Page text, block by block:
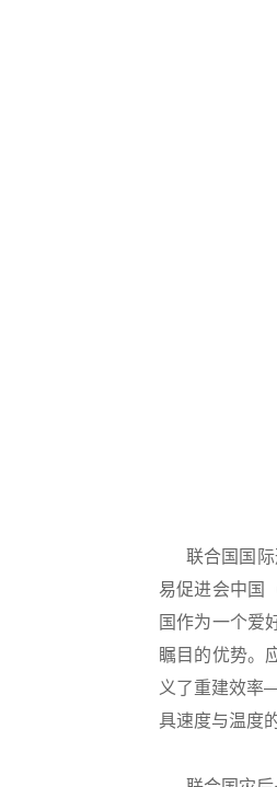
联合国国际
易促进会中国
国作为一个爱
瞩目的优势。
义了重建效率
具速度与温度